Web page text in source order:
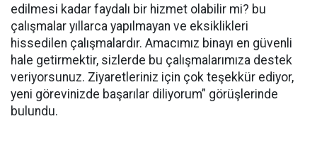
edilmesi kadar faydalı bir hizmet olabilir mi? bu
çalışmalar yıllarca yapılmayan ve eksiklikleri
hissedilen çalışmalardır. Amacımız binayı en güvenli
hale getirmektir, sizlerde bu çalışmalarımıza destek
veriyorsunuz. Ziyaretleriniz için çok teşekkür ediyor,
yeni görevinizde başarılar diliyorum” görüşlerinde
bulundu.